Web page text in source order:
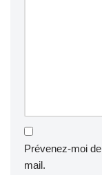
Prévenez-moi
mail.